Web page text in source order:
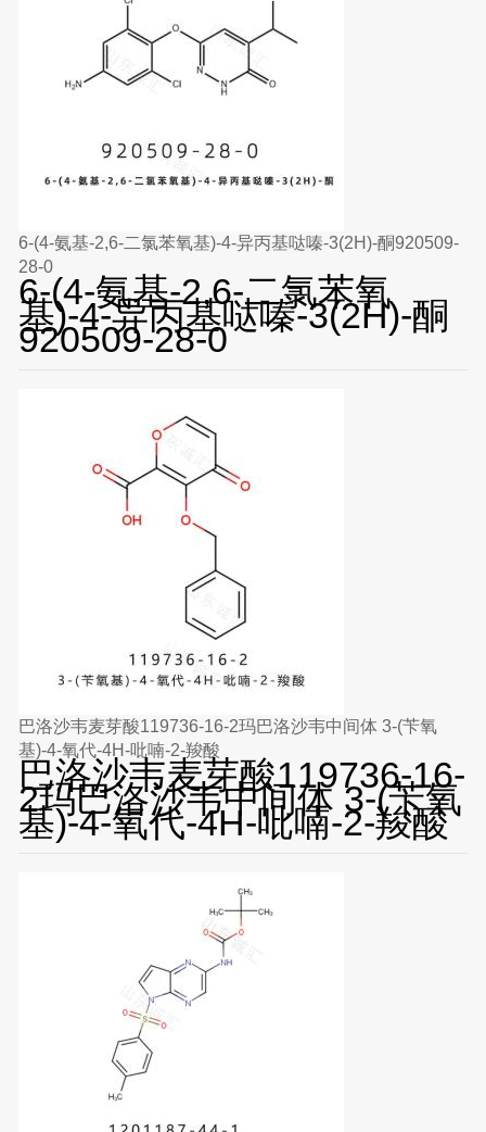
6-(4-氨基-2,6-二氯苯氧基)-4-异丙基哒嗪-3(2H)-酮920509-
28-0
6-(4-氨基-2,6-二氯苯氧
基)-4-异丙基哒嗪-3(2H)-酮
920509-28-0
巴洛沙韦麦芽酸119736-16-2玛巴洛沙韦中间体 3-(苄氧
基)-4-氧代-4H-吡喃-2-羧酸
巴洛沙韦麦芽酸119736-16-
2玛巴洛沙韦中间体 3-(苄氧
基)-4-氧代-4H-吡喃-2-羧酸